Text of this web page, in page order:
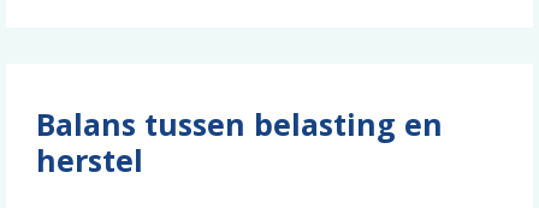
Balans tussen belasting en
herstel